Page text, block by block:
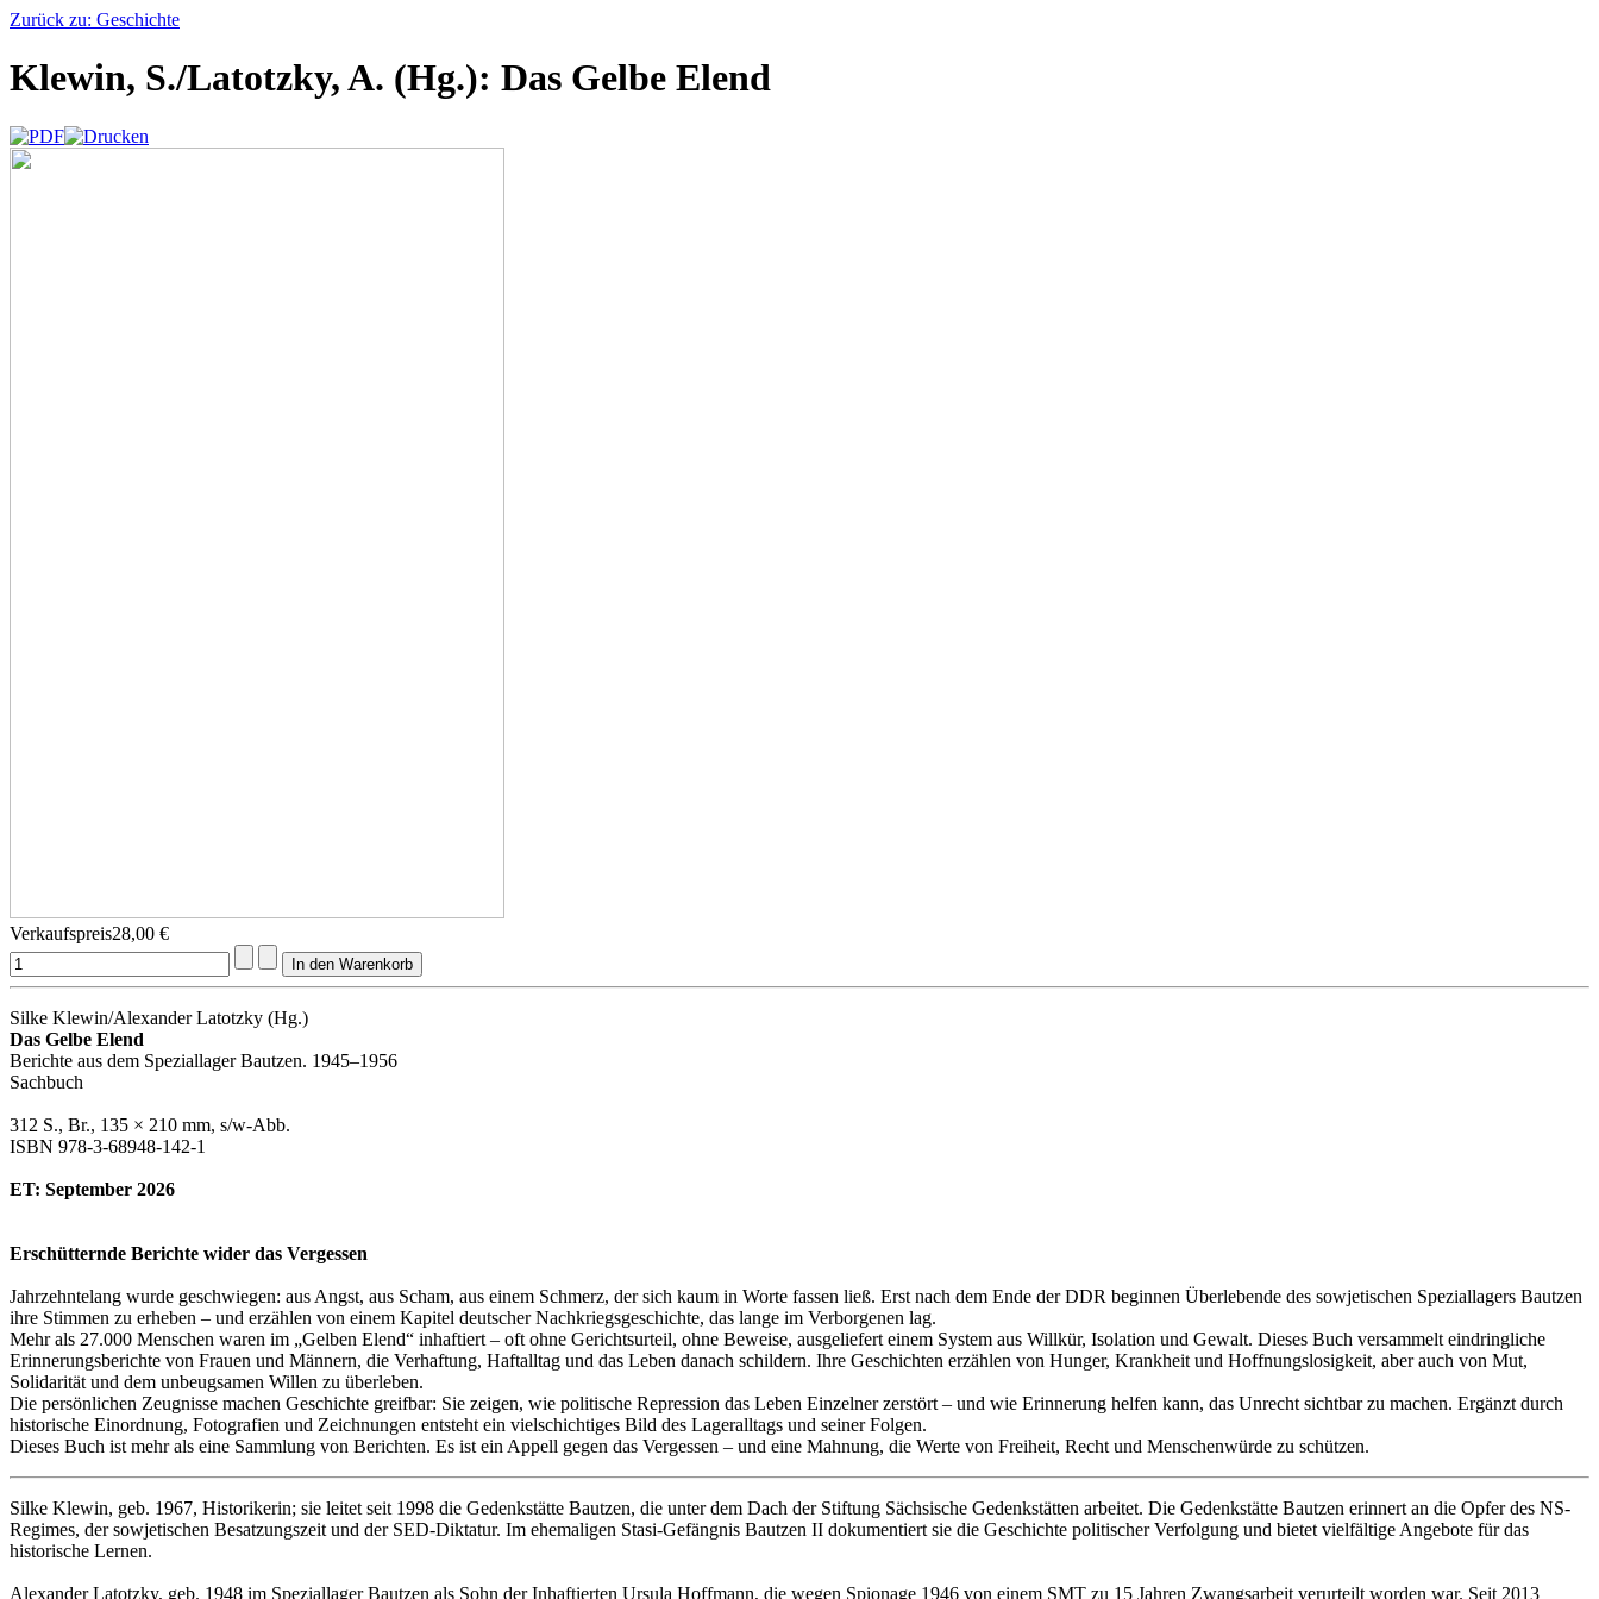
Zurück zu: Geschichte
Klewin, S./Latotzky, A. (Hg.): Das Gelbe Elend
Verkaufspreis28,00 €
Silke Klewin/Alexander Latotzky (Hg.)
Das Gelbe Elend
Berichte aus dem Speziallager Bautzen. 1945–1956
Sachbuch
312 S., Br., 135 × 210 mm, s/w-Abb.
ISBN 978-3-68948-142-1
ET: September 2026
Erschütternde Berichte wider das Vergessen
Jahrzehntelang wurde geschwiegen: aus Angst, aus Scham, aus einem Schmerz, der sich kaum in Worte fassen ließ. Erst nach dem Ende der DDR beginnen Überlebende des sowjetischen Speziallagers Bautzen
ihre Stimmen zu erheben – und erzählen von einem Kapitel deutscher Nachkriegsgeschichte, das lange im Verborgenen lag.
Mehr als 27.000 Menschen waren im „Gelben Elend“ inhaftiert – oft ohne Gerichtsurteil, ohne Beweise, ausgeliefert einem System aus Willkür, Isolation und Gewalt. Dieses Buch versammelt eindringliche
Erinnerungsberichte von Frauen und Männern, die Verhaftung, Haftalltag und das Leben danach schildern. Ihre Geschichten erzählen von Hunger, Krankheit und Hoffnungslosigkeit, aber auch von Mut,
Solidarität und dem unbeugsamen Willen zu überleben.
Die persönlichen Zeugnisse machen Geschichte greifbar: Sie zeigen, wie politische Repression das Leben Einzelner zerstört – und wie Erinnerung helfen kann, das Unrecht sichtbar zu machen. Ergänzt durch
historische Einordnung, Fotografien und Zeichnungen entsteht ein vielschichtiges Bild des Lageralltags und seiner Folgen.
Dieses Buch ist mehr als eine Sammlung von Berichten. Es ist ein Appell gegen das Vergessen – und eine Mahnung, die Werte von Freiheit, Recht und Menschenwürde zu schützen.
Silke Klewin, geb. 1967, Historikerin; sie leitet seit 1998 die Gedenkstätte Bautzen, die unter dem Dach der Stiftung Sächsische Gedenkstätten arbeitet. Die Gedenkstätte Bautzen erinnert an die Opfer des NS-
Regimes, der sowjetischen Besatzungszeit und der SED-Diktatur. Im ehemaligen Stasi-Gefängnis Bautzen II dokumentiert sie die Geschichte politischer Verfolgung und bietet vielfältige Angebote für das
historische Lernen.
Alexander Latotzky, geb. 1948 im Speziallager Bautzen als Sohn der Inhaftierten Ursula Hoffmann, die wegen Spionage 1946 von einem SMT zu 15 Jahren Zwangsarbeit verurteilt worden war. Seit 2013